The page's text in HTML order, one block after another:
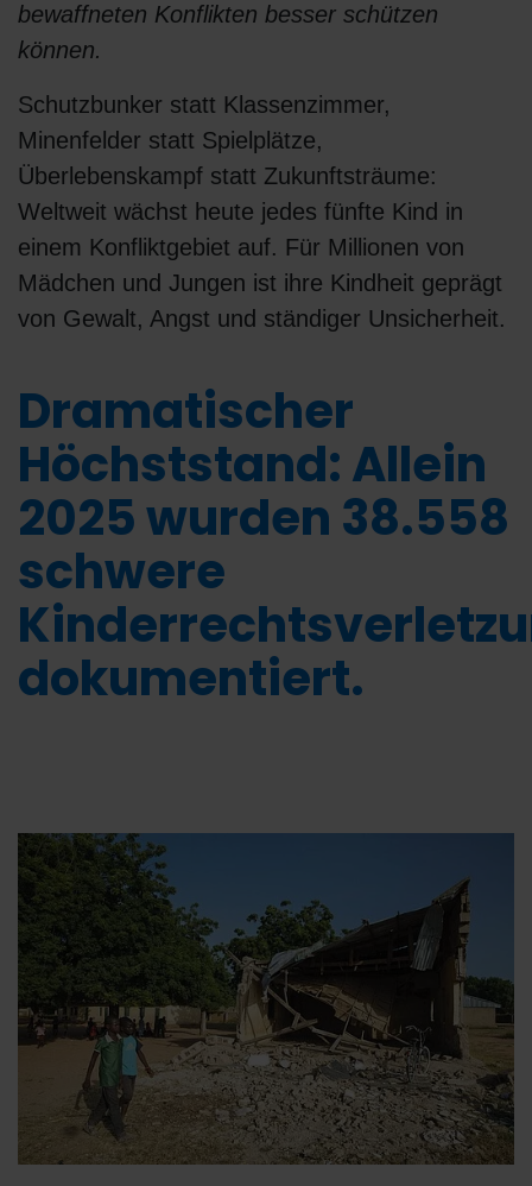
bewaffneten Konflikten besser schützen
können.
Schutzbunker statt Klassenzimmer,
Minenfelder statt Spielplätze,
Überlebenskampf statt Zukunftsträume:
Weltweit wächst heute jedes fünfte Kind in
einem Konfliktgebiet auf. Für Millionen von
Mädchen und Jungen ist ihre Kindheit geprägt
von Gewalt, Angst und ständiger Unsicherheit.
Dramatischer
Höchststand: Allein
2025 wurden 38.558
schwere
dokumentiert.